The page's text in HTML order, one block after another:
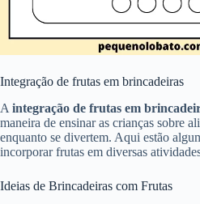
Integração de frutas em brincadeiras
A integração de frutas em
maneira de ensinar as crianças sobre
enquanto se divertem. Aqui estão
incorporar frutas em diversas
Ideias de Brincadeiras com Frutas